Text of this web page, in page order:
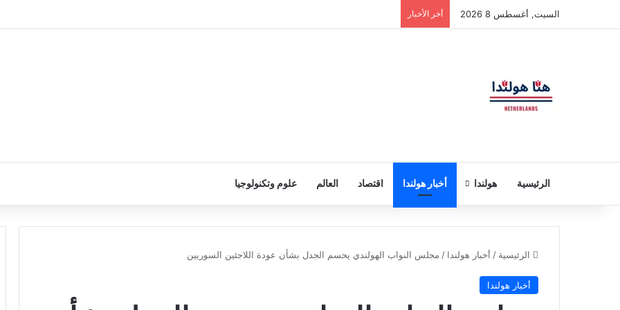
السبت, أغسطس 8 2026 أخر الأخبار
الرئيسية هولندا أخبار هولندا اقتصاد العالم علوم وتكنولوجيا
الرئيسية / أخبار هولندا / مجلس النواب الهولندي يحسم الجدل بشأن عودة اللاجئين السوريين
أخبار هولندا